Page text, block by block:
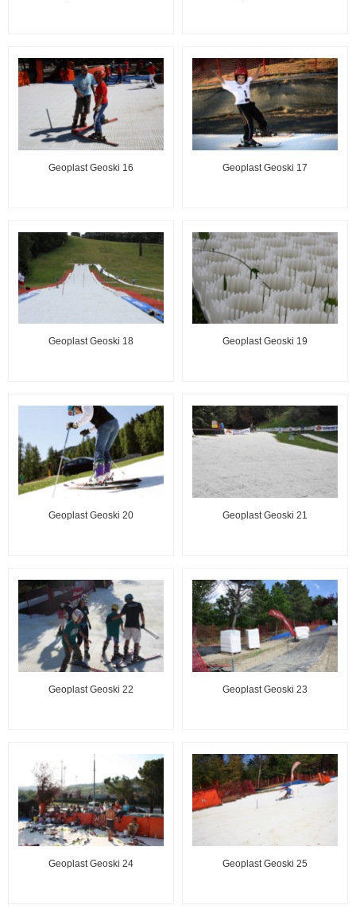
Geoplast Geoski 16 Geoplast Geoski 17
Geoplast Geoski 18 Geoplast Geoski 19
Geoplast Geoski 20 Geoplast Geoski 21
Geoplast Geoski 22 Geoplast Geoski 23
Geoplast Geoski 24 Geoplast Geoski 25